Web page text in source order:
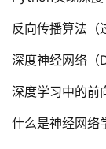
反向传播算法（
深度神经网络（
深度学习中的前
什么是神经网络